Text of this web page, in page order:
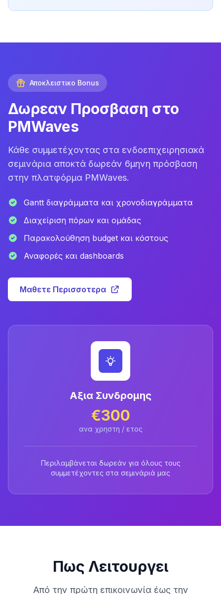
Αποκλειστικο Bonus
Δωρεαν Προσβαση στο
PMWaves
Κάθε συμμετέχοντας στα ενδοεπιχειρησιακά
σεμινάρια αποκτά δωρεάν 6μηνη πρόσβαση
στην πλατφόρμα PMWaves.
Gantt διαγράμματα και χρονοδιαγράμματα
Διαχείριση πόρων και ομάδας
Παρακολούθηση budget και κόστους
Αναφορές και dashboards
Μαθετε Περισσοτερα
Αξια Συνδρομης
€300
ανα χρηστη / ετος
Περιλαμβάνεται δωρεάν για όλους τους
συμμετέχοντες στα σεμινάριά μας
Πως Λειτουργει
Από την πρώτη επικοινωνία έως την